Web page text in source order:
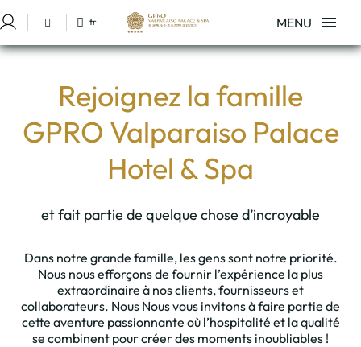
Se connecter à Star Traveler ou Corporate
fr MENU
Travaillez Avec Nous de l´Hôtel GPRO Valparaíso Palace & Spa à
Rejoignez la famille
GPRO Valparaiso Palace
Hotel & Spa
et fait partie de quelque chose d’incroyable
Dans notre grande famille, les gens sont notre priorité.
Nous nous efforçons de fournir l’expérience la plus
extraordinaire à nos clients, fournisseurs et
collaborateurs. Nous Nous vous invitons à faire partie de
cette aventure passionnante où l’hospitalité et la qualité
se combinent pour créer des moments inoubliables !